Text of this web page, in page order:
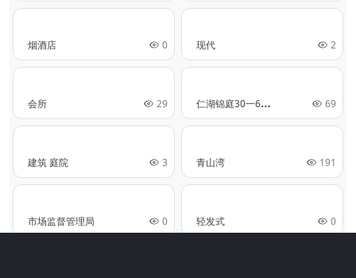
烟酒店 0 现代 2
会所 29 仁
湖锦庭30一6） 69
建筑 庭院 3 青山湾 191
市场监督管理局 0 轻发式 0